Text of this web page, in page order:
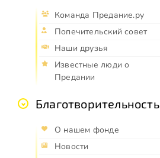
Команда Предание.ру
Попечительский совет
Наши друзья
Известные люди о
Предании
Благотворительность
О нашем фонде
Новости